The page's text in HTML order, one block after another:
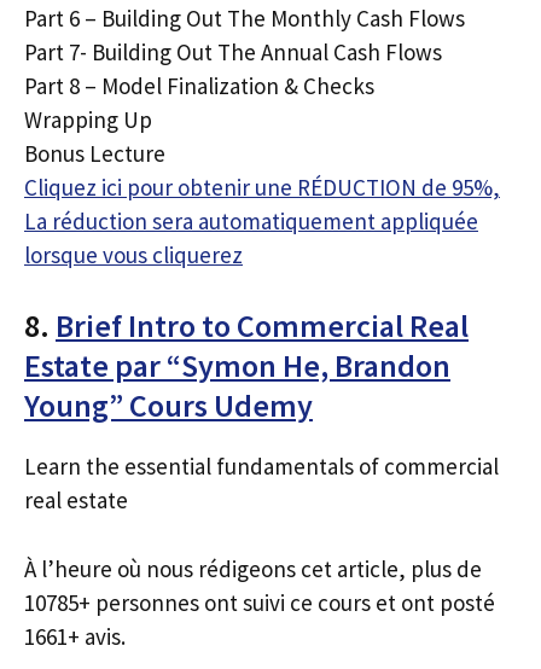
Part 6 – Building Out The Monthly Cash Flows
Part 7- Building Out The Annual Cash Flows
Part 8 – Model Finalization & Checks
Wrapping Up
Bonus Lecture
Cliquez ici pour obtenir une RÉDUCTION de 95%,
La réduction sera automatiquement appliquée
lorsque vous cliquerez
8. Brief Intro to Commercial Real
Estate par “Symon He, Brandon
Young” Cours Udemy
Learn the essential fundamentals of commercial
real estate
À l’heure où nous rédigeons cet article, plus de
10785+ personnes ont suivi ce cours et ont posté
1661+ avis.